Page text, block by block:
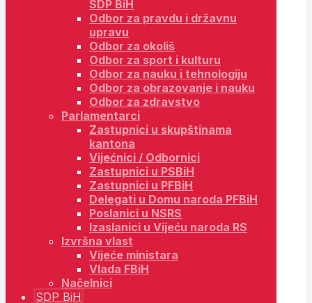
SDP BiH
Odbor za pravdu i državnu
upravu
Odbor za okoliš
Odbor za sport i kulturu
Odbor za nauku i tehnologiju
Odbor za obrazovanje i nauku
Odbor za zdravstvo
Parlamentarci
Zastupnici u skupštinama
kantona
Vijećnici / Odbornici
Zastupnici u PSBiH
Zastupnici u PFBiH
Delegati u Domu naroda PFBiH
Poslanici u NSRS
Izaslanici u Vijeću naroda RS
Izvršna vlast
Vijeće ministara
Vlada FBiH
Načelnici
SDP BiH